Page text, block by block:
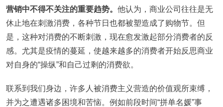
营销中不得不关注的重要趋势。 他认为，商业公司往往是无
休止地在刺激消费，各种节日也都被塑造成了购物节。但
是，这种对消费的不断刺激，现在愈发激起部分消费者的反
感。尤其是疫情的蔓延，使越来越多的消费者开始反思商业
对自身的“操纵”和自己过剩的消费欲。
联系到我们身边，许多人被消费主义营造的价值观所束缚，
并为之遭遇诸多困境和苦恼。例如前段时间“拼单名媛”事